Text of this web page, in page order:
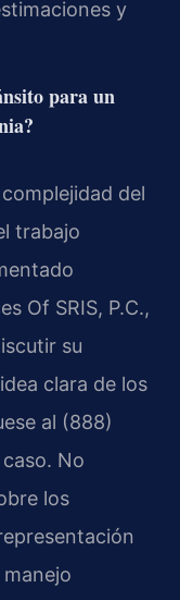
y
para un
del
trabajo
Of SRIS, P.C.,
su
clara de los
al (888)
No
los